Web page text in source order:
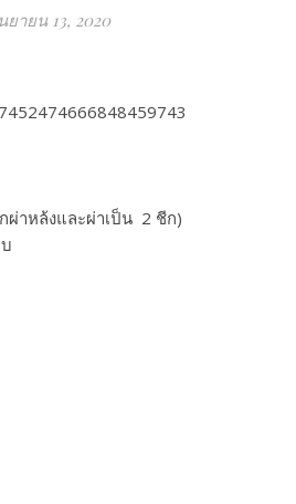
ยายน 13, 2020
าหล้งและผ่าเป็น 2 ชีก)​